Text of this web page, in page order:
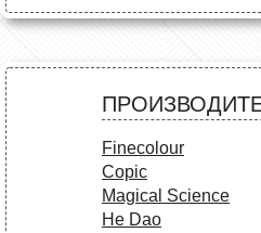
Finecolour
Copic
Magical Science
He Dao